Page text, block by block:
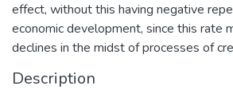
effect, without this having negative
economic development, since this rate
declines in the midst of processes of
Description